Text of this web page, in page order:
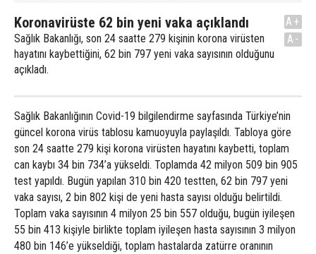
Koronavirüste 62 bin yeni vaka açıklandı
Sağlık Bakanlığı, son 24 saatte 279 kişinin korona virüsten
hayatını kaybettiğini, 62 bin 797 yeni vaka sayısının olduğunu
açıkladı.
A+
A-
Sağlık Bakanlığının Covid-19 bilgilendirme sayfasında Türkiye’nin
güncel korona virüs tablosu kamuoyuyla paylaşıldı. Tabloya göre
son 24 saatte 279 kişi korona virüsten hayatını kaybetti, toplam
can kaybı 34 bin 734’a yükseldi. Toplamda 42 milyon 509 bin 905
test yapıldı. Bugün yapılan 310 bin 420 testten, 62 bin 797 yeni
vaka sayısı, 2 bin 802 kişi de yeni hasta sayısı olduğu belirtildi.
Toplam vaka sayısının 4 milyon 25 bin 557 olduğu, bugün iyileşen
55 bin 413 kişiyle birlikte toplam iyileşen hasta sayısının 3 milyon
480 bin 146’e yükseldiği, toplam hastalarda zatürre oranının